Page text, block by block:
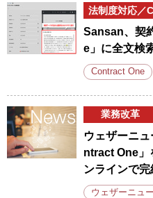
法制度対応／
Sansan、契
e」に全文検
Contract One
業務改革
ウェザーニ
ntract One」
ンラインで完
ウェザーニュ